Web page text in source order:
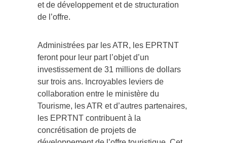
et de développement et de structuration
de l’offre.
Administrées par les ATR, les EPRTNT
feront pour leur part l’objet d’un
investissement de 31 millions de dollars
sur trois ans. Incroyables leviers de
collaboration entre le ministère du
Tourisme, les ATR et d’autres partenaires,
les EPRTNT contribuent à la
concrétisation de projets de